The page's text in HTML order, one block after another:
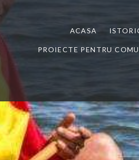
ACASA
PROIECTE PENTRU